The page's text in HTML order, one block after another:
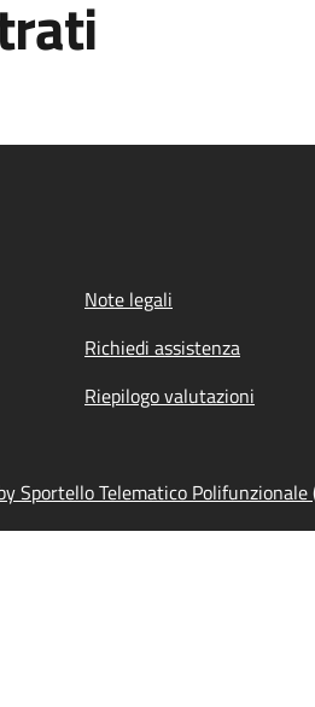
Note legali
Richiedi assistenza
Riepilogo valutazioni
Sportello Telematico Polifunzionale